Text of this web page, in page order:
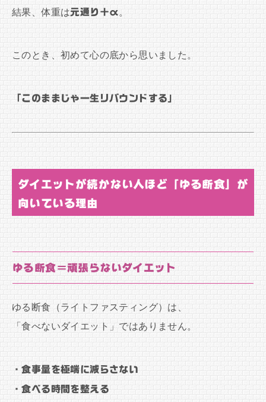
結果、体重は元通り＋α。
このとき、初めて心の底から思いました。
「このままじゃ一生リバウンドする」
ダイエットが続かない人ほど「ゆる断食」が
向いている理由
ゆる断食＝頑張らないダイエット
ゆる断食（ライトファスティング）は、
「食べないダイエット」ではありません。
・食事量を極端に減らさない
・食べる時間を整える